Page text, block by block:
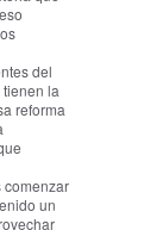
del
la
reforma
comenzar
un